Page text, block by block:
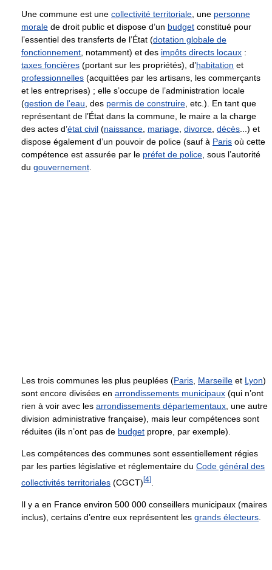
Une commune est une collectivité territoriale, une personne
morale de droit public et dispose d’un budget constitué pour
l’essentiel des transferts de l’État (dotation globale de
fonctionnement, notamment) et des impôts directs locaux :
taxes foncières (portant sur les propriétés), d’habitation et
professionnelles (acquittées par les artisans, les commerçants
et les entreprises) ; elle s’occupe de l’administration locale
(gestion de l'eau, des permis de construire, etc.). En tant que
représentant de l’État dans la commune, le maire a la charge
des actes d’état civil (naissance, mariage, divorce, décès...) et
dispose également d’un pouvoir de police (sauf à Paris où cette
compétence est assurée par le préfet de police, sous l’autorité
du gouvernement.
Les trois communes les plus peuplées (Paris, Marseille et Lyon)
sont encore divisées en arrondissements municipaux (qui n’ont
rien à voir avec les arrondissements départementaux, une autre
division administrative française), mais leur compétences sont
réduites (ils n’ont pas de budget propre, par exemple).
Les compétences des communes sont essentiellement régies
par les parties législative et réglementaire du Code général des
collectivités territoriales (CGCT) [4]
Il y a en France environ 500 000 conseillers municipaux (maires
inclus), certains d’entre eux représentent les grands électeurs